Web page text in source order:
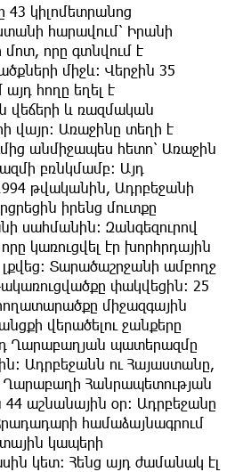
43 կիլոմետրանոց
հարավում՝ Իրանի
մոտ, որը գտնվում է
միջև։ Վերջին 35
հողը եղել է
և ռազմական
վայր։ Առաջինը տեղի է
անմիջապես հետո՝ Առաջին
բռնկմամբ։ Այդ
թվականին, Ադրբեջանի
իրենց մուտքը
սահմանին։ Զանգեզուրով
կառուցվել էր խորհրդային
Տարածաշրջանի ամբողջ
փակվեցին։ 25
միջազգային
վերածելու ջանքերը
Ղարաբաղյան պատերազմը
Ադրբեջանն ու Հայաստանը,
Ղարաբաղի Հանրապետության
աշնանային օր։ Ադրբեջանը
համաձայնագրում
կապերի
կետ։ Հենց այդ ժամանակ էլ